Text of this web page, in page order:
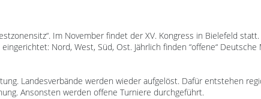
Im November findet der XV. Kongress in Bielefeld
Nord, West, Süd, Ost. Jährlich finden “offene“
Landesverbände werden wieder aufgelöst. Dafür entstehen
Ansonsten werden offene Turniere durchgeführt.